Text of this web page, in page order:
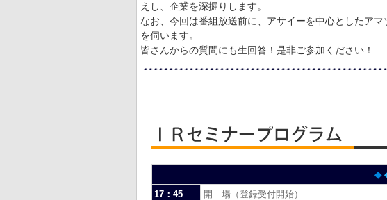
えし、企業を深掘りします。
なお、今回は番組放送前に、アサイーを中心としたア
を伺います。
皆さんからの質問にも生回答！是非ご参加ください！
◆
17：45
開 場（登録受付開始）